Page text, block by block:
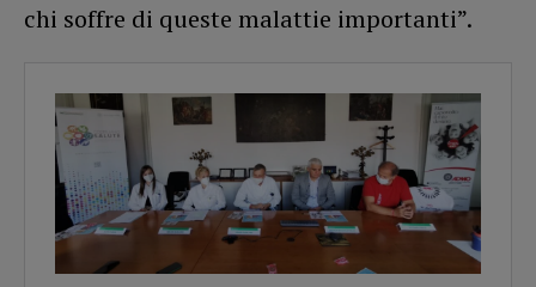
chi soffre di queste malattie importanti”.